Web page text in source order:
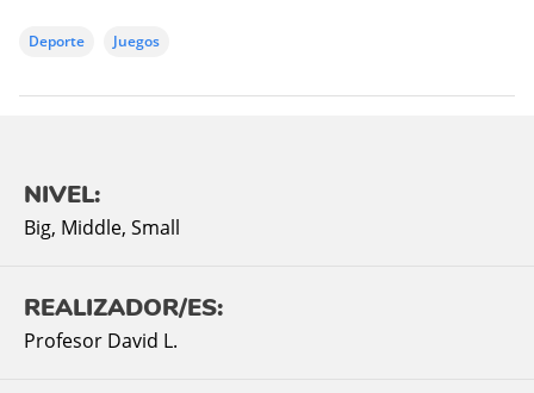
Deporte Juegos
NIVEL:
Big, Middle, Small
REALIZADOR/ES:
Profesor David L.